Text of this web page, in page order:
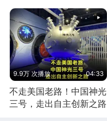
9.9万 次播放 04:33
不走美国老路！中国神光
三号，走出自主创新之路